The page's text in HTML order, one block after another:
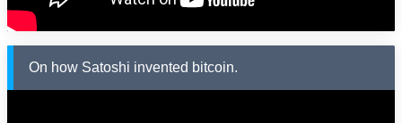
On how Satoshi invented bitcoin.